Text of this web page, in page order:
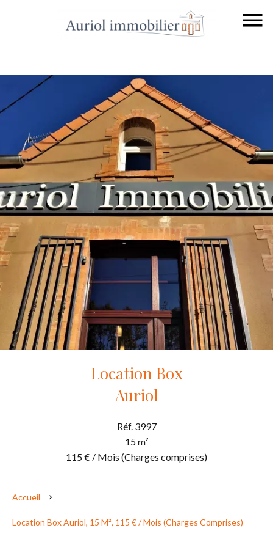
Location Box
Auriol
Réf. 3997
15 m²
115 € / Mois (Charges comprises)
Accueil
Location Box Auriol, 15 M², 115 € / Mois (Charges Comprises)